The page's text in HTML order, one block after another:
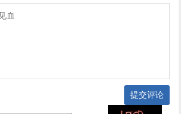
提交评论